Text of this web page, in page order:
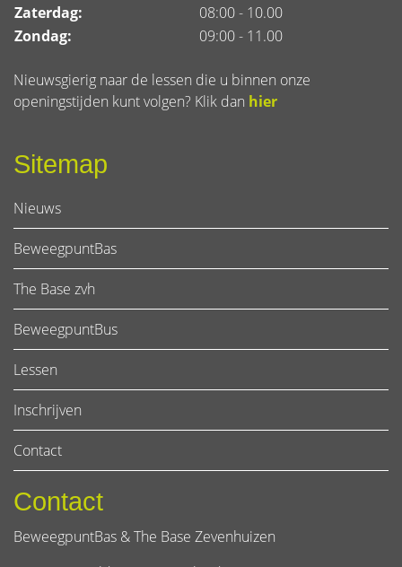
Zaterdag:
08:00 - 10.00
Zondag:
09:00 - 11.00
Nieuwsgierig naar de lessen die u binnen onze
openingstijden kunt volgen? Klik dan hier
Sitemap
Nieuws
BeweegpuntBas
The Base zvh
BeweegpuntBus
Lessen
Inschrijven
Contact
Contact
BeweegpuntBas & The Base Zevenhuizen